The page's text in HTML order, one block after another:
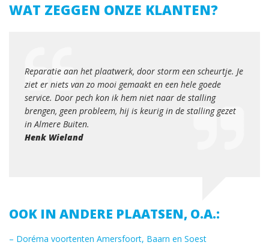
WAT ZEGGEN ONZE KLANTEN?
Reparatie aan het plaatwerk, door storm een scheurtje. Je
ziet er niets van zo mooi gemaakt en een hele goede
service. Door pech kon ik hem niet naar de stalling
brengen, geen probleem, hij is keurig in de stalling gezet
in Almere Buiten.
Henk Wieland
OOK IN ANDERE PLAATSEN, O.A.:
– Doréma voortenten Amersfoort, Baarn en Soest